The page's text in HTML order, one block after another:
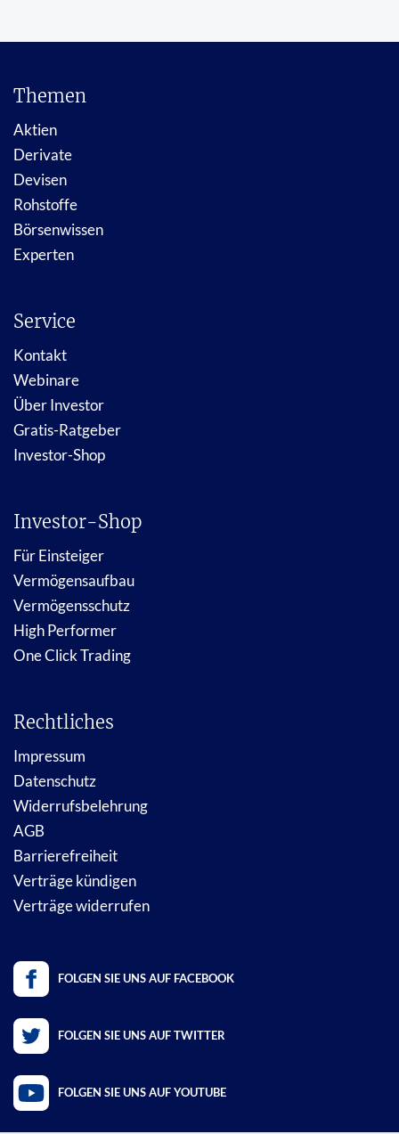
Themen
Aktien
Derivate
Devisen
Rohstoffe
Börsenwissen
Experten
Service
Kontakt
Webinare
Über Investor
Gratis-Ratgeber
Investor-Shop
Investor-Shop
Für Einsteiger
Vermögensaufbau
Vermögensschutz
High Performer
One Click Trading
Rechtliches
Impressum
Datenschutz
Widerrufsbelehrung
AGB
Barrierefreiheit
Verträge kündigen
Verträge widerrufen
FOLGEN SIE UNS AUF FACEBOOK
FOLGEN SIE UNS AUF TWITTER
FOLGEN SIE UNS AUF YOUTUBE